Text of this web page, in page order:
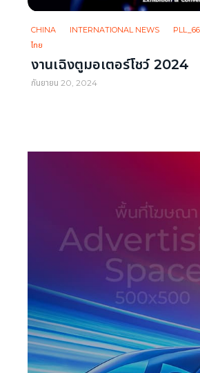
CHINA INTERNATIONAL NEWS
ไทย
งานเฉิงตูมอเตอร์โชว์ 2024
กันยายน 20, 2024